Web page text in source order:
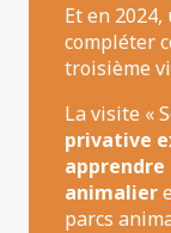
Et en
compléter
troisième
La visite «
privative
animalier
parcs